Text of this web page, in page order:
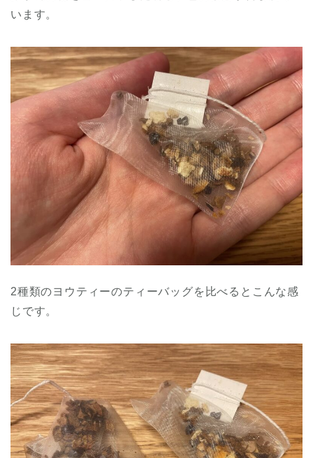
います。
2種類のヨウティーのティーバッグを比べるとこんな感
じです。